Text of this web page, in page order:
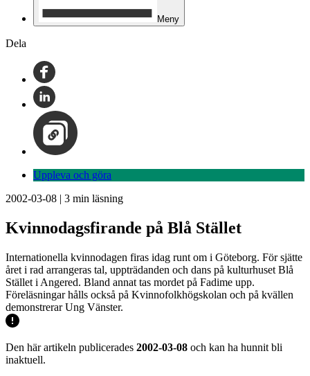
Meny
Dela
Uppleva och göra
2002-03-08 | 3 min läsning
Kvinnodagsfirande på Blå Stället
Internationella kvinnodagen firas idag runt om i Göteborg. För sjätte
året i rad arrangeras tal, uppträdanden och dans på kulturhuset Blå
Stället i Angered. Bland annat tas mordet på Fadime upp.
Föreläsningar hålls också på Kvinnofolkhögskolan och på kvällen
demonstrerar Ung Vänster.
Den här artikeln publicerades 2002-03-08 och kan ha hunnit bli
inaktuell.